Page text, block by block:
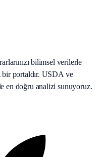
bilimsel verilerle
bir portaldır. USDA ve
en doğru analizi sunuyoruz.